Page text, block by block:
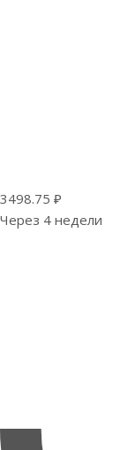
3498.75 ₽
Через 4 недели